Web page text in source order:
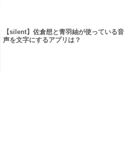
【silent】佐倉想と青羽紬が使っている音
声を文字にするアプリは？